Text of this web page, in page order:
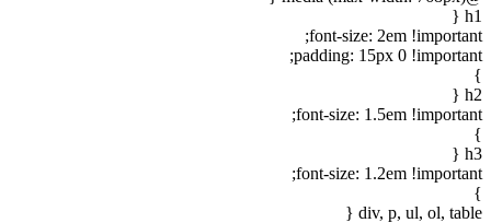
h1 {
font-size: 2em !important;
padding: 15px 0 !important;
}
h2 {
font-size: 1.5em !important;
}
h3 {
font-size: 1.2em !important;
}
div, p, ul, ol, table {